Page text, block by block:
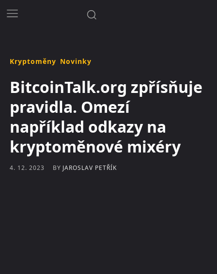
Kryptoměny Novinky
BitcoinTalk.org zpřísňuje
pravidla. Omezí
například odkazy na
kryptoměnové mixéry
4. 12. 2023 BY JAROSLAV PETŘÍK